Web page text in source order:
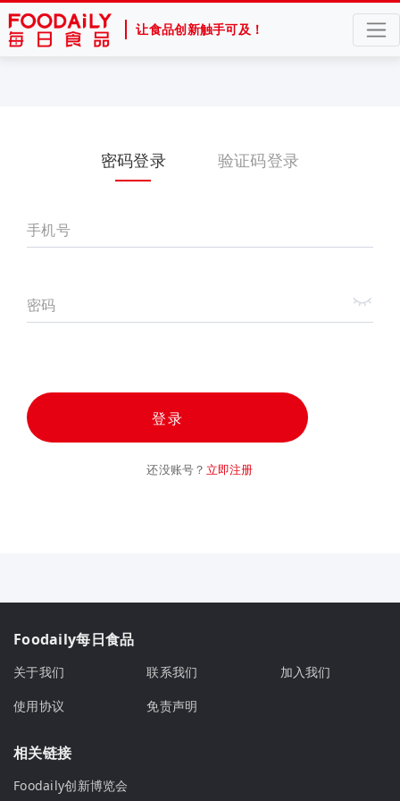
让食品创新触手可及！
密码登录 验证码登录
手机号
密码
登录
还没账号？ 立即注册
Foodaily每日食品
关于我们 联系我们
加入我们
使用协议
免责声明
相关链接
Foodaily创新博览会